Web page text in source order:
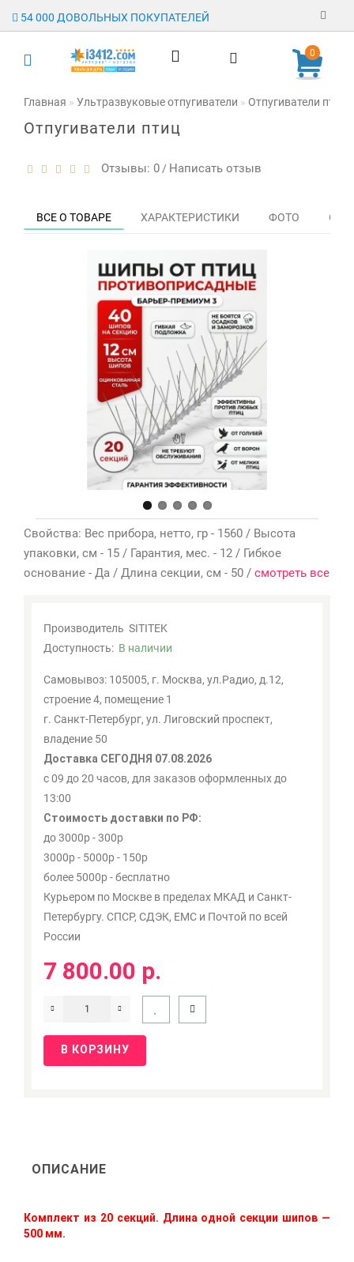
54 000 ДОВОЛЬНЫХ ПОКУПАТЕЛЕЙ
Регистрация
Контакты
закладки
товаров
0
Главная Ультразвуковые отпугиватели Отпугиватели птиц
Отпугиватели птиц
Отзывы: 0 / Написать отзыв
ВСЕ О ТОВАРЕ ХАРАКТЕРИСТИКИ ФОТО
Свойства: Вес прибора, нетто, гр - 1560 / Высота
упаковки, см - 15 / Гарантия, мес. - 12 / Гибкое
основание - Да / Длина секции, см - 50 / смотреть все
Производитель SITITEK
Доступность: В наличии
Самовывоз: 105005, г. Москва, ул.Радио, д.12,
строение 4, помещение 1
г. Санкт-Петербург, ул. Лиговский проспект,
владение 50
Доставка СЕГОДНЯ 07.08.2026
с 09 до 20 часов, для заказов оформленных до
13:00
Стоимость доставки по РФ:
до 3000р - 300р
3000р - 5000р - 150р
более 5000р - бесплатно
Курьером по Москве в пределах МКАД и Санкт-
Петербургу. СПСР, СДЭК, ЕМС и Почтой по всей
России
7 800.00 р.
В КОРЗИНУ
ОПИСАНИЕ
Комплект из 20 секций. Длина одной секции шипов —
500 мм.